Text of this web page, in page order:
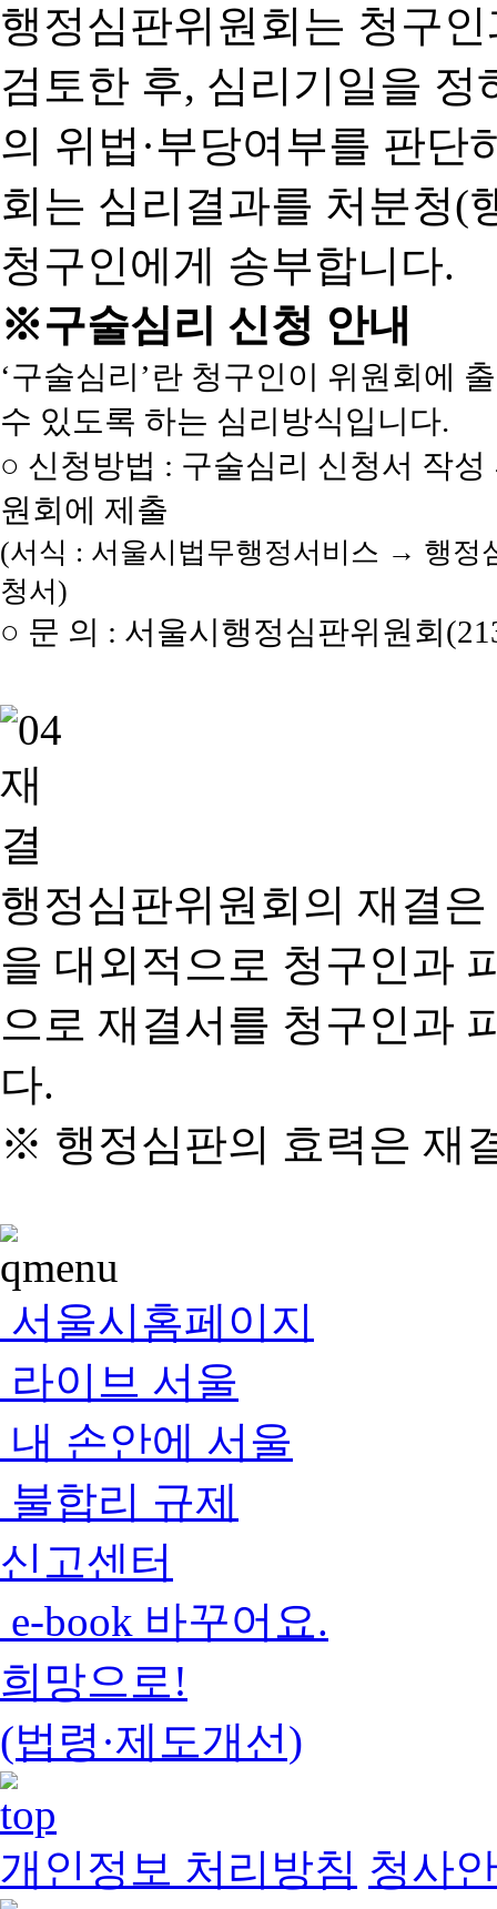
행정심판위원회는 청구
검토한 후, 심리기일을 정
의 위법·부당여부를 판단
회는 심리결과를 처분청(
청구인에게 송부합니다.
※구술심리 신청 안내
‘구술심리’란 청구인이 위원회에
수 있도록 하는 심리방식입니다.
○ 신청방법 : 구술심리 신청서 작
원회에 제출
(서식 : 서울시법무행정서비스 → 행
청서)
○ 문 의 : 서울시행정심판위원회
행정심판위원회의 재결
을 대외적으로 청구인과
으로 재결서를 청구인과
다.
※ 행정심판의 효력은 재
서울시홈페이지
라이브 서울
내 손안에 서울
불합리 규제
신고센터
e-book 바꾸어요.
희망으로!
(법령·제도개선)
개인정보 처리방침 청사